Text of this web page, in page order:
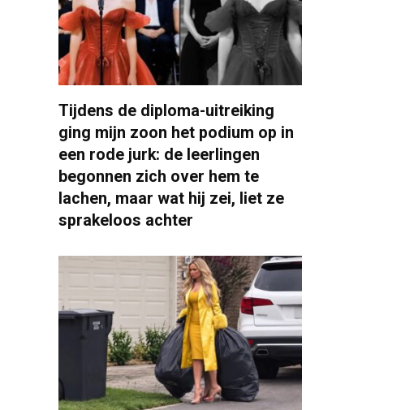
Tijdens de diploma-uitreiking
ging mijn zoon het podium op in
een rode jurk: de leerlingen
begonnen zich over hem te
lachen, maar wat hij zei, liet ze
sprakeloos achter